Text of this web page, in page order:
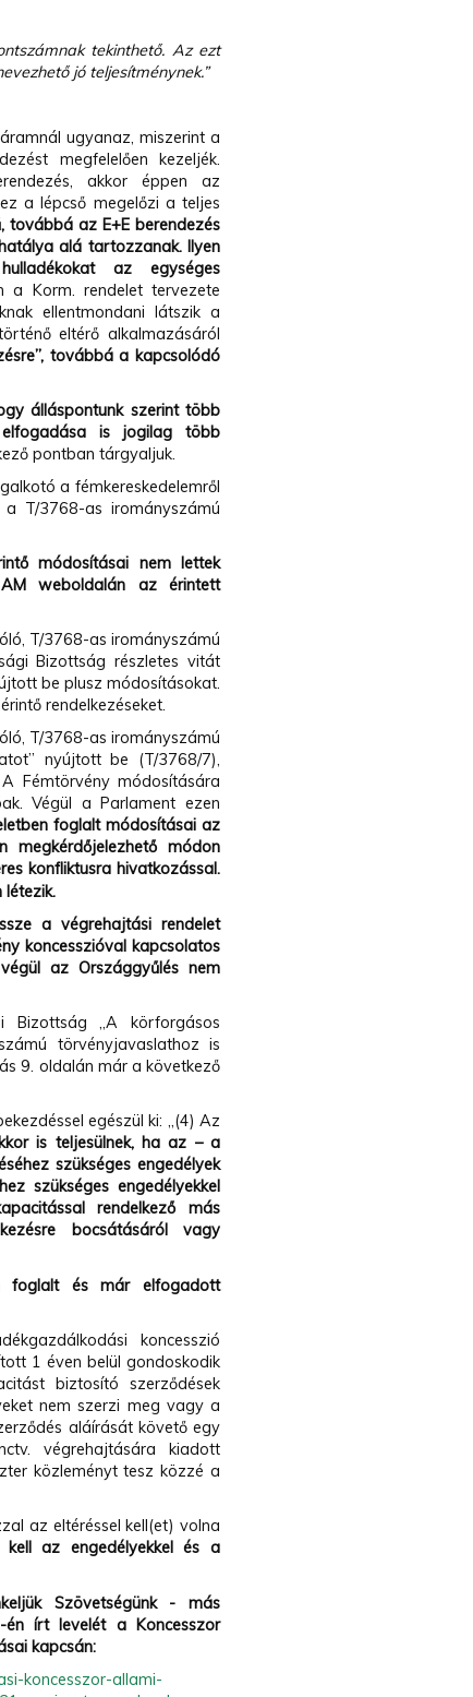
tekinthető. Az ezt
jó teljesítménynek.”
ugyanaz, miszerint a
megfelelően kezeljék.
akkor éppen az
a lépcső megelőzi a teljes
továbbá az E+E berendezés
alá tartozzanak. Ilyen
az egységes
a Korm. rendelet tervezete
ellentmondani látszik a
eltérő alkalmazásáról
továbbá a kapcsolódó
álláspontunk szerint több
is jogilag több
pontban tárgyaljuk.
a fémkereskedelemről
T/3768-as irományszámú
módosításai nem lettek
weboldalán az érintett
T/3768-as irományszámú
Bizottság részletes vitát
be plusz módosításokat.
rendelkezéseket.
T/3768-as irományszámú
nyújtott be (T/3768/7),
Fémtörvény módosítására
Végül a Parlament ezen
foglalt módosításai az
megkérdőjelezhető módon
konfliktusra hivatkozással.
létezik.
a végrehajtási rendelet
koncesszióval kapcsolatos
az Országgyűlés nem
Bizottság „A körforgásos
törvényjavaslathoz is
9. oldalán már a következő
egészül ki: „(4) Az
is teljesülnek, ha az – a
szükséges engedélyek
szükséges engedélyekkel
rendelkező más
bocsátásáról vagy
foglalt és már elfogadott
koncesszió
1 éven belül gondoskodik
biztosító szerződések
nem szerzi meg vagy a
aláírását követő egy
végrehajtására kiadott
közleményt tesz közzé a
az eltéréssel kell(et) volna
az engedélyekkel és a
Szövetségünk - más
én írt levelét a Koncesszor
kapcsán:
koncesszor-allami-